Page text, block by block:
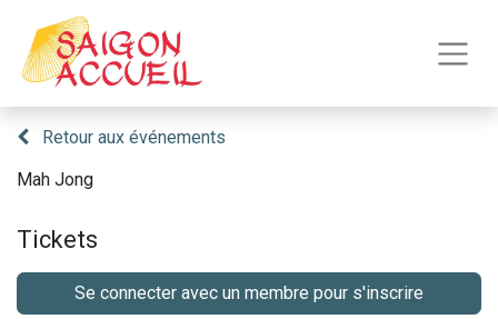
Retour aux événements
Mah Jong
Tickets
Se connecter avec un membre pour s'inscrire